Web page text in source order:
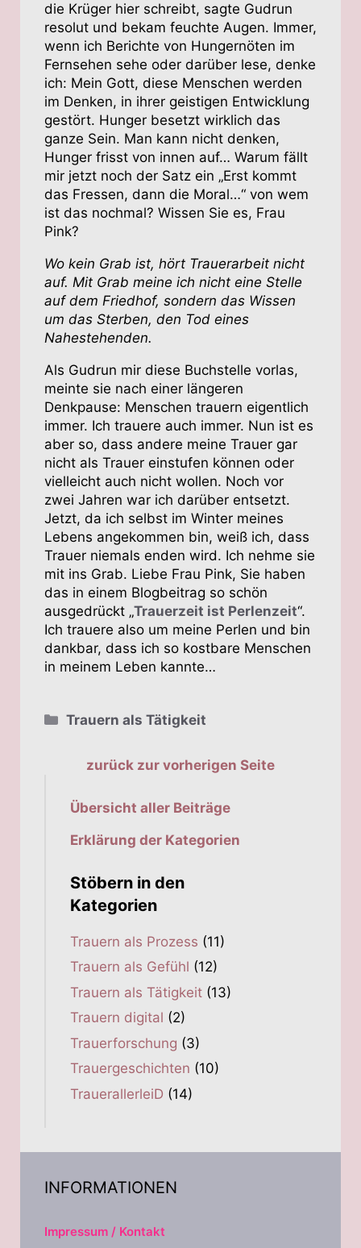
die Krüger hier schreibt, sagte Gudrun
resolut und bekam feuchte Augen. Immer,
wenn ich Berichte von Hungernöten im
Fernsehen sehe oder darüber lese, denke
ich: Mein Gott, diese Menschen werden
im Denken, in ihrer geistigen Entwicklung
gestört. Hunger besetzt wirklich das
ganze Sein. Man kann nicht denken,
Hunger frisst von innen auf… Warum fällt
mir jetzt noch der Satz ein „Erst kommt
das Fressen, dann die Moral…“ von wem
ist das nochmal? Wissen Sie es, Frau
Pink?
Wo kein Grab ist, hört Trauerarbeit nicht
auf. Mit Grab meine ich nicht eine Stelle
auf dem Friedhof, sondern das Wissen
um das Sterben, den Tod eines
Nahestehenden.
Als Gudrun mir diese Buchstelle vorlas,
meinte sie nach einer längeren
Denkpause: Menschen trauern eigentlich
immer. Ich trauere auch immer. Nun ist es
aber so, dass andere meine Trauer gar
nicht als Trauer einstufen können oder
vielleicht auch nicht wollen. Noch vor
zwei Jahren war ich darüber entsetzt.
Jetzt, da ich selbst im Winter meines
Lebens angekommen bin, weiß ich, dass
Trauer niemals enden wird. Ich nehme sie
mit ins Grab. Liebe Frau Pink, Sie haben
das in einem Blogbeitrag so schön
ausgedrückt „Trauerzeit ist Perlenzeit“.
Ich trauere also um meine Perlen und bin
dankbar, dass ich so kostbare Menschen
in meinem Leben kannte…
Kategorien
Trauern als Tätigkeit
zurück zur vorherigen Seite
Übersicht aller Beiträge
Erklärung der Kategorien
Stöbern in den
Kategorien
Trauern als Prozess (11)
Trauern als Gefühl (12)
Trauern als Tätigkeit (13)
Trauern digital (2)
Trauerforschung (3)
Trauergeschichten (10)
TrauerallerleiD (14)
INFORMATIONEN
Impressum / Kontakt